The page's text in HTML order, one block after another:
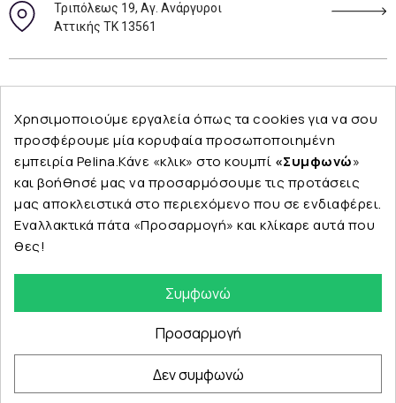
Τριπόλεως 19, Αγ. Ανάργυροι
Αττικής ΤΚ 13561
Εταιρεία
© Copyright 2024 PELINA. All rights reserved.
Χρησιμοποιούμε εργαλεία όπως τα cookies για να σου
προσφέρουμε μία κορυφαία προσωποποιημένη
εμπειρία Pelina.Κάνε «κλικ» στο κουμπί «Συμφωνώ»
και βοήθησέ μας να προσαρμόσουμε τις προτάσεις
μας αποκλειστικά στο περιεχόμενο που σε ενδιαφέρει.
Εναλλακτικά πάτα «Προσαρμογή» και κλίκαρε αυτά που
θες!
Συμφωνώ
Δεν συμφωνώ
Προσαρμογή